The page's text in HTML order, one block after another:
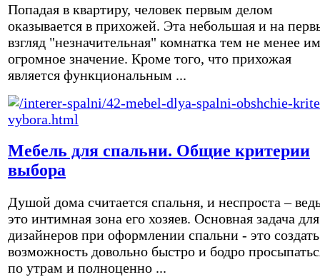
Попадая в квартиру, человек первым делом
оказывается в прихожей. Эта небольшая и на
взгляд "незначительная" комнатка тем не менее
огромное значение. Кроме того, что прихожая
является функциональным ...
Мебель для спальни. Общие критерии
выбора
Душой дома считается спальня, и неспроста –
это интимная зона его хозяев. Основная задача для
дизайнеров при оформлении спальни - это создать
возможность довольно быстро и бодро
по утрам и полноценно ...